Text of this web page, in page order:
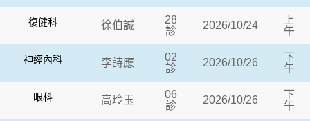
復健科 徐伯誠
28
診
2026/10/24
上
午
神經內科 李詩應
02
診
2026/10/26
下
午
眼科 高玲玉
06
診
2026/10/26
下
午